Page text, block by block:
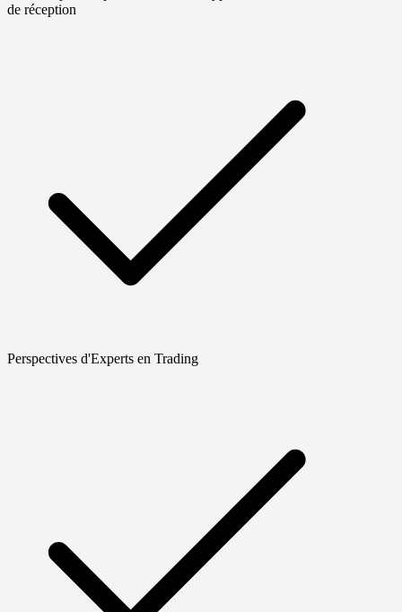
de réception
Perspectives d'Experts en Trading